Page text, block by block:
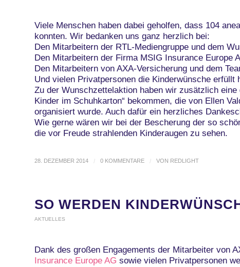
Viele Menschen haben dabei geholfen, dass 104
konnten. Wir bedanken uns ganz herzlich bei:
Den Mitarbeitern der RTL-Mediengruppe und dem
Den Mitarbeitern der Firma MSIG Insurance Europe
Den Mitarbeitern von AXA-Versicherung und dem
Und vielen Privatpersonen die Kinderwünsche erfüllt
Zu der Wunschzettelaktion haben wir zusätzlich
Kinder im Schuhkarton“ bekommen, die von Ellen
organisiert wurde. Auch dafür ein herzliches
Wie gerne wären wir bei der Bescherung der so
die vor Freude strahlenden Kinderaugen zu sehen.
28. DEZEMBER 2014 / 0 KOMMENTARE / VON REDLIGHT
SO WERDEN
AKTUELLES
Dank des großen Engagements der Mitarbeiter von
Insurance Europe AG sowie vielen Privatpersonen